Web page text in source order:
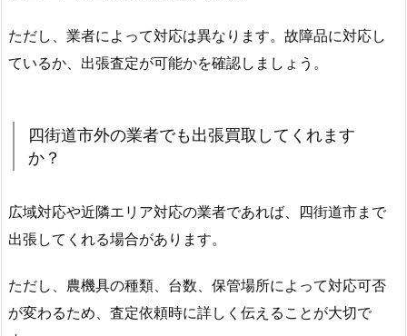
ただし、業者によって対応は異なります。故障品に対応し
ているか、出張査定が可能かを確認しましょう。
四街道市外の業者でも出張買取してくれます
か？
広域対応や近隣エリア対応の業者であれば、四街道市まで
出張してくれる場合があります。
ただし、農機具の種類、台数、保管場所によって対応可否
が変わるため、査定依頼時に詳しく伝えることが大切で